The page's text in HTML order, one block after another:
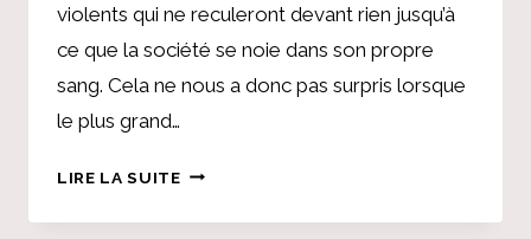
violents qui ne reculeront devant rien jusqu’à
ce que la société se noie dans son propre
sang. Cela ne nous a donc pas surpris lorsque
le plus grand…
LIRE LA SUITELES
FAVORISENT-